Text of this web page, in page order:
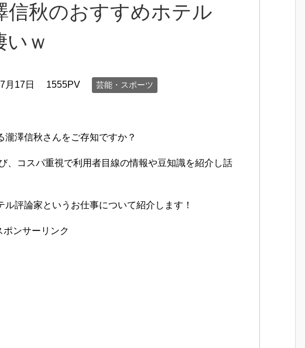
信秋のおすすめホテル
いｗ
月17日 1555PV 芸能・スポーツ
瀧澤信秋さんをご存知ですか？
、コスパ重視で利用者目線の情報や豆知識を紹介し話
評論家というお仕事について紹介します！
ポンサーリンク